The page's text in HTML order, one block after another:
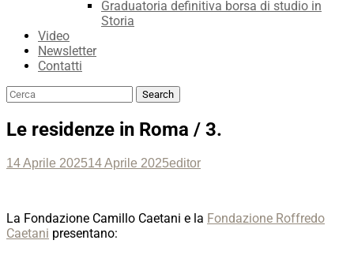
Graduatoria definitiva borsa di studio in
Storia
Video
Newsletter
Contatti
Search
Search
Le residenze in Roma / 3.
Posted
14 Aprile 202514 Aprile 2025Author
editor
La Fondazione Camillo Caetani e la Fondazione Roffredo
Caetani presentano: